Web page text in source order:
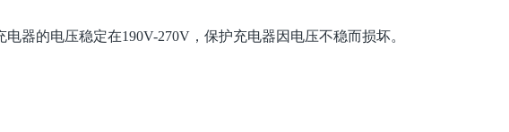
器的电压稳定在190V-270V，保护充电器因电压不稳而损坏。